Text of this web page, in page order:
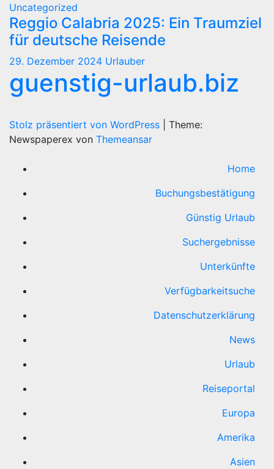
Uncategorized
Reggio Calabria 2025: Ein Traumziel
für deutsche Reisende
29. Dezember 2024 Urlauber
guenstig-urlaub.biz
Stolz präsentiert von WordPress
Theme:
Newspaperex von Themeansar
Home
Buchungsbestätigung
Günstig Urlaub
Suchergebnisse
Unterkünfte
Verfügbarkeitsuche
Datenschutzerklärung
News
Urlaub
Reiseportal
Europa
Amerika
Asien